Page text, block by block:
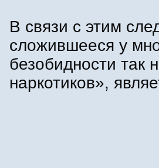
В связи с этим
сложившееся у
безобидности так
наркотиков»,